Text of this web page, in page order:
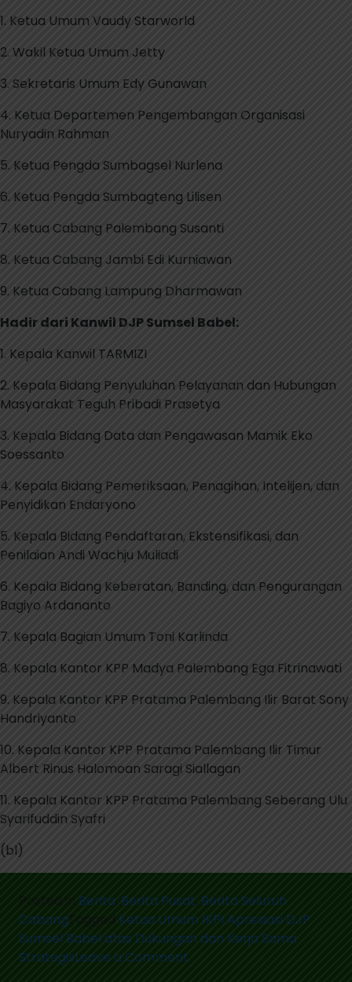
1. Ketua Umum Vaudy Starworld
2. Wakil Ketua Umum Jetty
3. Sekretaris Umum Edy Gunawan
4. Ketua Departemen Pengembangan Organisasi
Nuryadin Rahman
5. Ketua Pengda Sumbagsel Nurlena
6. Ketua Pengda Sumbagteng Lilisen
7. Ketua Cabang Palembang Susanti
8. Ketua Cabang Jambi Edi Kurniawan
9. ⁠Ketua Cabang Lampung Dharmawan
Hadir dari Kanwil DJP Sumsel Babel:
1. Kepala Kanwil TARMIZI
2. Kepala Bidang Penyuluhan Pelayanan dan Hubungan
Masyarakat Teguh Pribadi Prasetya
3. Kepala Bidang Data dan Pengawasan Mamik Eko
Soessanto
4. Kepala Bidang Pemeriksaan, Penagihan, Intelijen, dan
Penyidikan Endaryono
5. Kepala Bidang Pendaftaran, Ekstensifikasi, dan
Penilaian Andi Wachju Muliadi
6. Kepala Bidang Keberatan, Banding, dan Pengurangan
Bagiyo Ardananto
7. Kepala Bagian Umum Toni Karlinda
8. Kepala Kantor KPP Madya Palembang Ega Fitrinawati
9. Kepala Kantor KPP Pratama Palembang Ilir Barat Sony
Handriyanto
10. Kepala Kantor KPP Pratama Palembang Ilir Timur
Albert Rinus Halomoan Saragi Siallagan
11. Kepala Kantor KPP Pratama Palembang Seberang Ulu
Syarifuddin Syafri
(bl)
Posted in Berita, Berita Pusat Berita Seluruh
CabangTagged Ketua Umum IKPI Apresiasi DJP
Sumsel Babel atas Dukungan dan Kerja Sama
StrategisLeave a Comment